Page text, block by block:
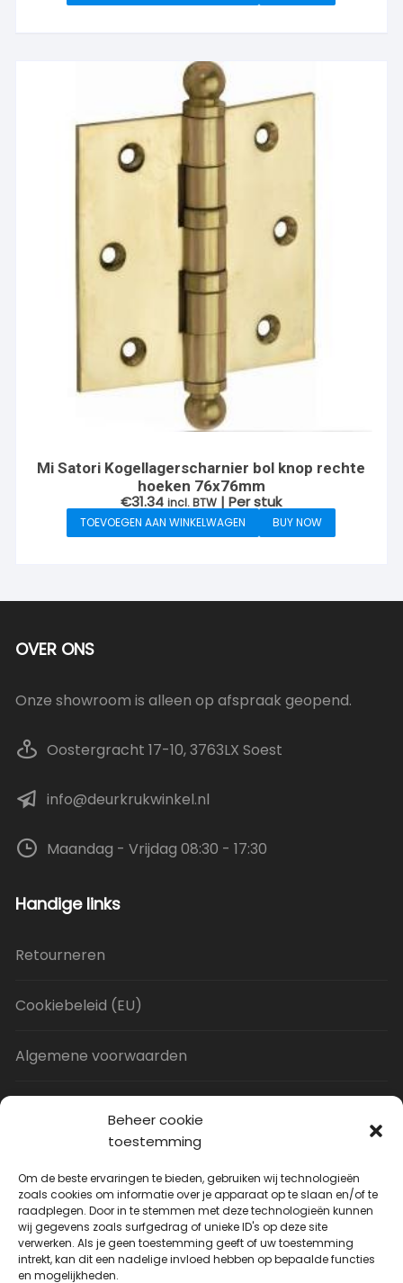
Beheer cookie
toestemming
Om de beste ervaringen te bieden, gebruiken wij technologieën
zoals cookies om informatie over je apparaat op te slaan en/of te
raadplegen. Door in te stemmen met deze technologieën kunnen
wij gegevens zoals surfgedrag of unieke ID's op deze site
verwerken. Als je geen toestemming geeft of uw toestemming
intrekt, kan dit een nadelige invloed hebben op bepaalde functies
en mogelijkheden.
Mi Satori Kogellagerscharnier bol knop rechte
hoeken 76x76mm
€31.34 incl. BTW | Per stuk
TOEVOEGEN AAN WINKELWAGEN BUY NOW
OVER ONS
Onze showroom is alleen op afspraak geopend.
Oostergracht 17-10, 3763LX Soest
info@deurkrukwinkel.nl
Maandag - Vrijdag 08:30 - 17:30
Handige links
Retourneren
Cookiebeleid (EU)
Algemene voorwaarden
Uitverkoop
JNF Deurklink gebogen 16mm